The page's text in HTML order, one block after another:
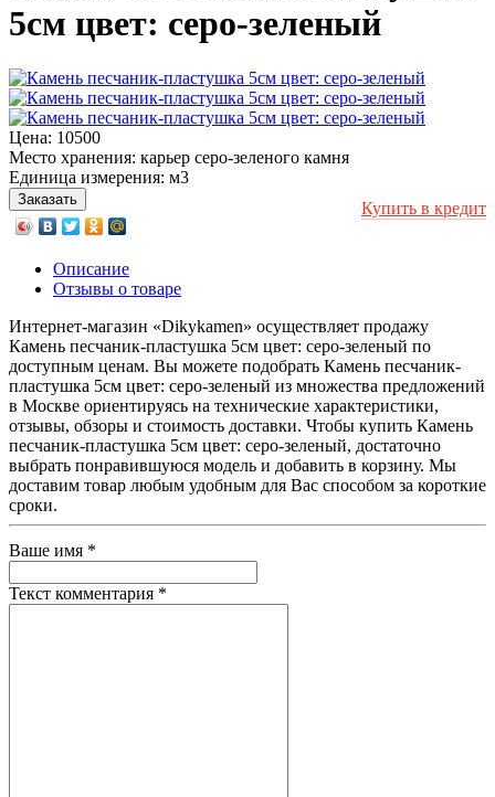
5см цвет: серо-зеленый
Цена: 10500
Место хранения: карьер серо-зеленого камня
Единица измерения: м3
Купить в кредит
Описание
Отзывы о товаре
Интернет-магазин «Dikykamen» осуществляет продажу
Камень песчаник-пластушка 5см цвет: серо-зеленый по
доступным ценам. Вы можете подобрать Камень песчаник-
пластушка 5см цвет: серо-зеленый из множества предложений
в Москве ориентируясь на технические характеристики,
отзывы, обзоры и стоимость доставки. Чтобы купить Камень
песчаник-пластушка 5см цвет: серо-зеленый, достаточно
выбрать понравившуюся модель и добавить в корзину. Мы
доставим товар любым удобным для Вас способом за короткие
сроки.
Ваше имя *
Текст комментария *